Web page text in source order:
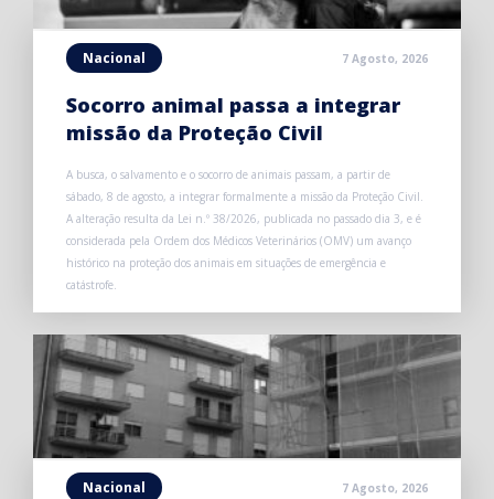
Nacional 7 Agosto, 2026
Socorro animal passa a integrar
missão da Proteção Civil
A busca, o salvamento e o socorro de animais passam, a partir de
sábado, 8 de agosto, a integrar formalmente a missão da Proteção Civil.
A alteração resulta da Lei n.º 38/2026, publicada no passado dia 3, e é
considerada pela Ordem dos Médicos Veterinários (OMV) um avanço
histórico na proteção dos animais em situações de emergência e
catástrofe.
Nacional 7 Agosto, 2026